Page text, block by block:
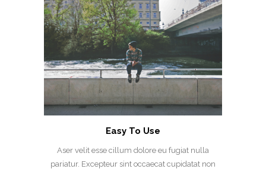
Easy To Use
Aser velit esse cillum dolore eu fugiat nulla
pariatur. Excepteur sint occaecat cupidatat non